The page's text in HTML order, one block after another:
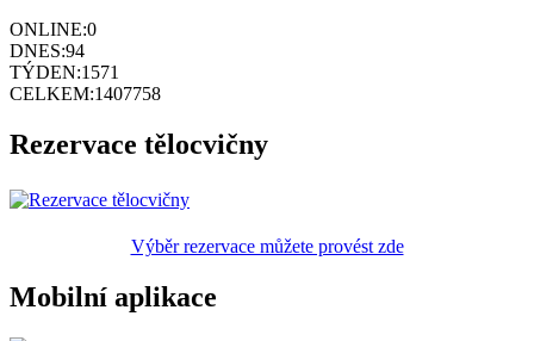
ONLINE:0
DNES:94
TÝDEN:1571
CELKEM:1407758
Rezervace tělocvičny
Výběr rezervace můžete provést zde
Mobilní aplikace